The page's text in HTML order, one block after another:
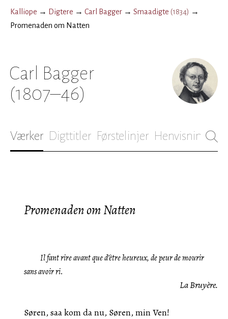
Kalliope → Digtere → Carl Bagger → Smaadigte (1834) →
Promenaden om Natten
Carl Bagger
(1807–46)
Værker Digttitler Førstelinjer Henvisninger
Promenaden om Natten
Il fant rire avant que d’ètre heureux, de peur de mourir
sans avoir ri.
La Bruyère.
Søren, saa kom da nu, Søren, min Ven!